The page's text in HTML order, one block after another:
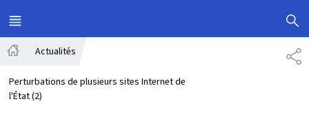
MENU
PRINCIPAL
Actualités
Perturbations de plusieurs sites Internet de
l'État (2)